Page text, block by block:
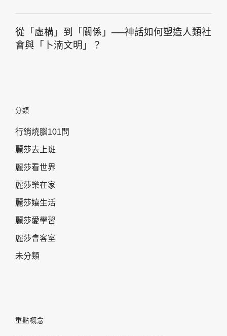
從「虛構」到「關係」──神話如何塑造人類社
會與「卜湳文明」？
分類
行銷燒腦101問
麗莎去上班
麗莎看世界
麗莎樂在家
麗莎嬉生活
麗莎愛學習
麗莎會客室
未分類
重點概念